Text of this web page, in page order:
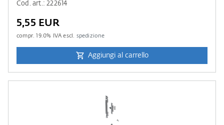
Cod. art.: 222614
5,55 EUR
compr.19.0% IVA escl. spedizione
Aggiungi al carrello